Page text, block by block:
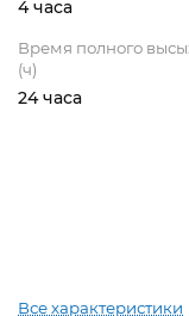
4 часа
Время полного
(ч)
24 часа
Все характеристики